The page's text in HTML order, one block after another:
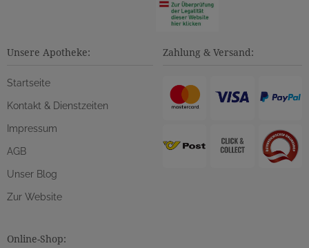
Unsere Apotheke:
Startseite
Kontakt & Dienstzeiten
Impressum
AGB
Unser Blog
Zur Website
Zahlung & Versand:
Online-Shop: